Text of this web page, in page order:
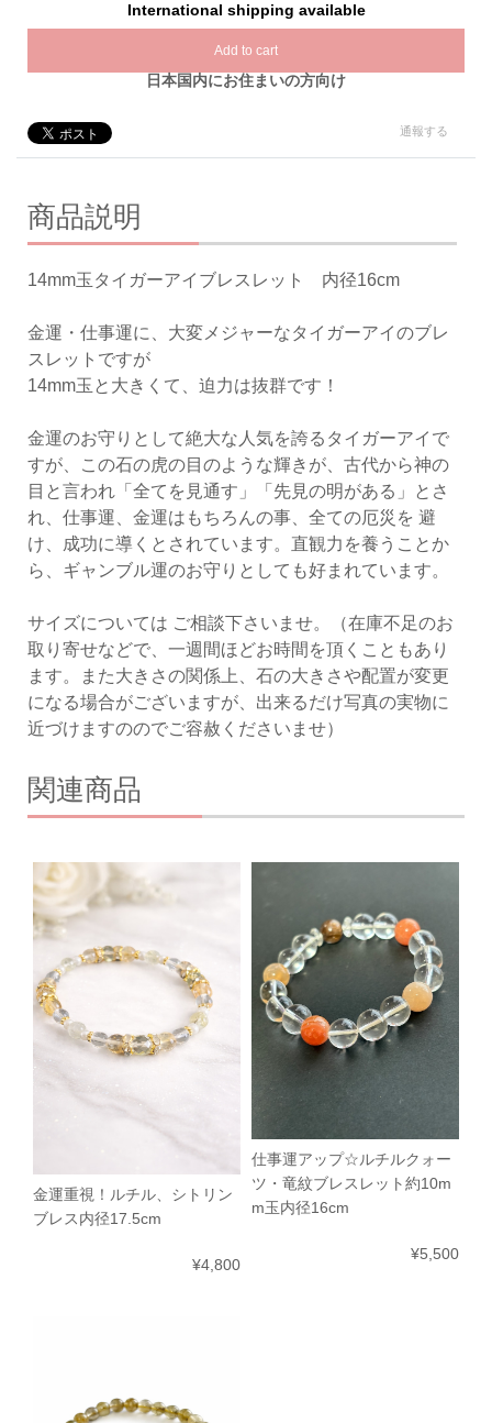
International shipping available
Add to cart
日本国内にお住まいの方向け
通報する
商品説明
14mm玉タイガーアイブレスレット 内径16cm
金運・仕事運に、大変メジャーなタイガーアイのブレ
スレットですが
14mm玉と大きくて、迫力は抜群です！
金運のお守りとして絶大な人気を誇るタイガーアイで
すが、この石の虎の目のような輝きが、古代から神の
目と言われ「全てを見通す」「先見の明がある」とさ
れ、仕事運、金運はもちろんの事、全ての厄災を 避
け、成功に導くとされています。直観力を養うことか
ら、ギャンブル運のお守りとしても好まれています。
サイズについては ご相談下さいませ。（在庫不足のお
取り寄せなどで、一週間ほどお時間を頂くこともあり
ます。また大きさの関係上、石の大きさや配置が変更
になる場合がございますが、出来るだけ写真の実物に
近づけますののでご容赦くださいませ）
関連商品
金運重視！ルチル、シトリン
ブレス内径17.5cm
¥4,800
仕事運アップ☆ルチルクォー
ツ・竜紋ブレスレット約10m
m玉内径16cm
¥5,500